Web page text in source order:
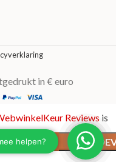
in € euro
Reviewsis
reviews.